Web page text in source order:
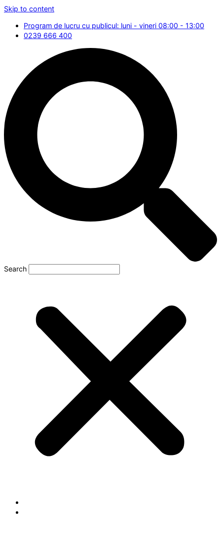
Skip to content
Program de lucru cu publicul: luni - vineri 08:00 - 13:00
0239 666 400
Search